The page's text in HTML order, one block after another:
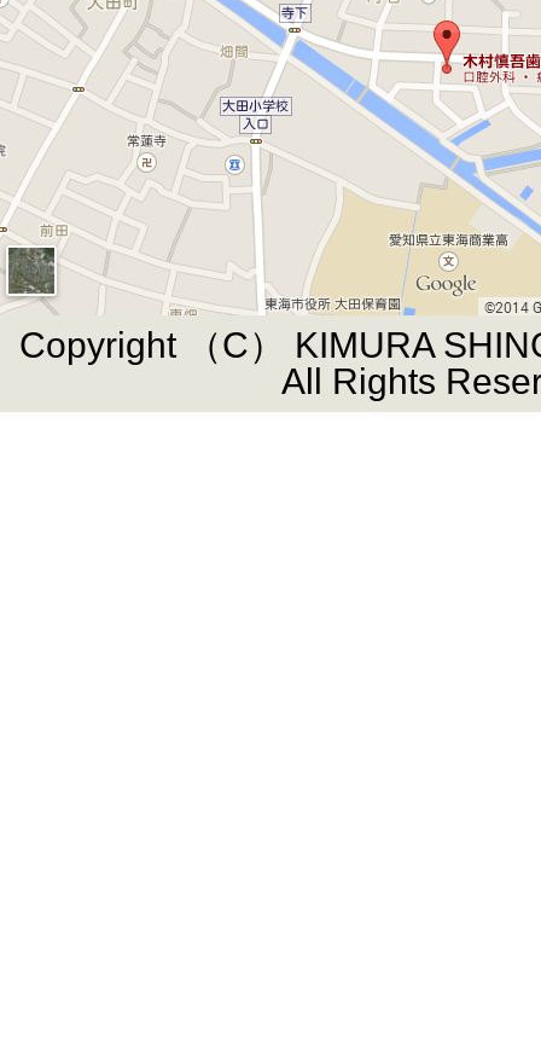
Copyright （C） KIMURA
All Rights